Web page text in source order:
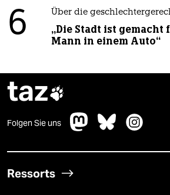
6 Über die
„Die Stadt ist gemacht
Mann in einem Auto“
taz
Folgen Sie uns
Ressorts